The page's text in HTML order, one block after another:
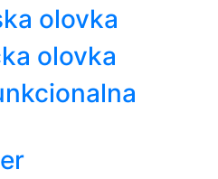
olovka
olovka